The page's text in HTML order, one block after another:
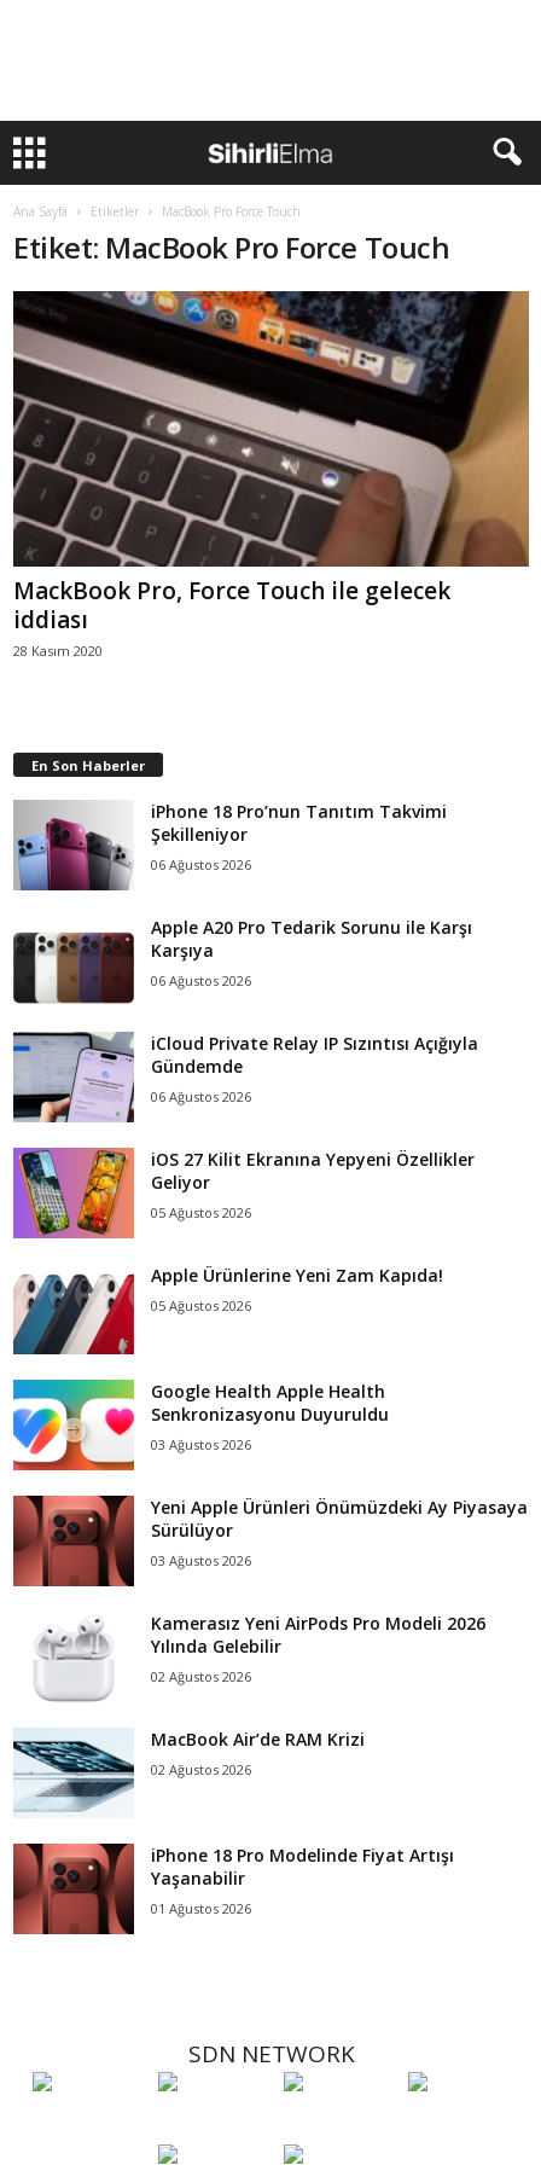
Ana Sayfa Etiketler MacBook Pro Force Touch
Etiket: MacBook Pro Force Touch
MackBook Pro, Force Touch ile gelecek
iddiası
28 Kasım 2020
En Son Haberler
iPhone 18 Pro’nun Tanıtım Takvimi
Şekilleniyor
06 Ağustos 2026
Apple A20 Pro Tedarik Sorunu ile Karşı
Karşıya
06 Ağustos 2026
iCloud Private Relay IP Sızıntısı Açığıyla
Gündemde
06 Ağustos 2026
iOS 27 Kilit Ekranına Yepyeni Özellikler
Geliyor
05 Ağustos 2026
Apple Ürünlerine Yeni Zam Kapıda!
05 Ağustos 2026
Google Health Apple Health
Senkronizasyonu Duyuruldu
03 Ağustos 2026
Yeni Apple Ürünleri Önümüzdeki Ay Piyasaya
Sürülüyor
03 Ağustos 2026
Kamerasız Yeni AirPods Pro Modeli 2026
Yılında Gelebilir
02 Ağustos 2026
MacBook Air’de RAM Krizi
02 Ağustos 2026
iPhone 18 Pro Modelinde Fiyat Artışı
Yaşanabilir
01 Ağustos 2026
SDN NETWORK